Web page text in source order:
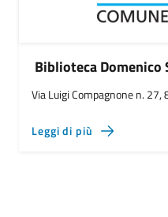
Biblioteca Domenico
Via Luigi Compagnone n. 27,
Leggi di più